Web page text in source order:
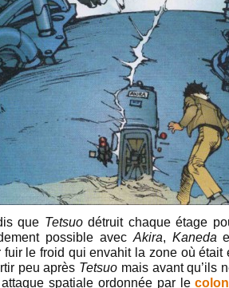
que Tetsuodétruit chaque étage
possible avec Akira, Kaneda
fuir le froid qui envahit la zone où était
peu après Tetsuo mais avant qu’ils
spatiale ordonnée par le